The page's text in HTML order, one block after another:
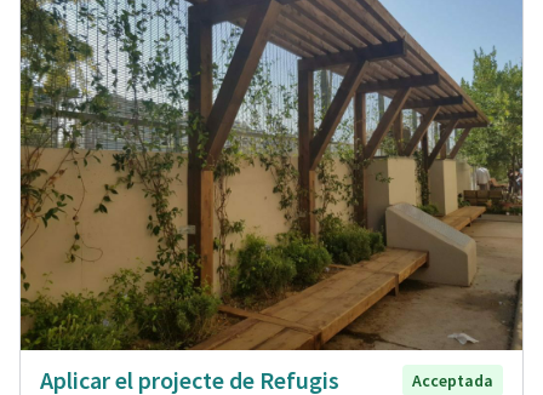
Aplicar el projecte de Refugis
Acceptada